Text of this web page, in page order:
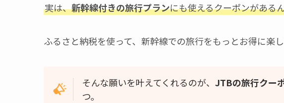
実は、新幹線付きの旅行プランにも使えるクーポンがある
ふるさと納税を使って、新幹線での旅行をもっとお得に楽
そんな願いを叶えてくれるのが、 JTBの旅行クー
つ。